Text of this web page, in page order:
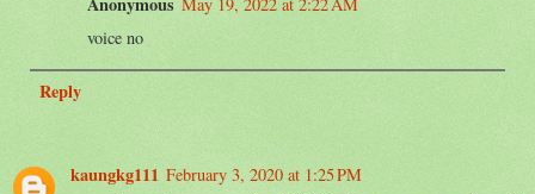
voice no
Reply
kaungkg111 February 3, 2020 at 1:25 PM